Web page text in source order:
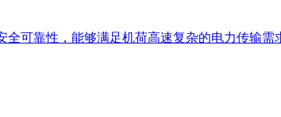
可靠性，能够满足机荷高速复杂的电力传输